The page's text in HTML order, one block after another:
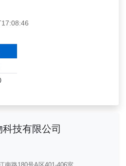
科技有限公司